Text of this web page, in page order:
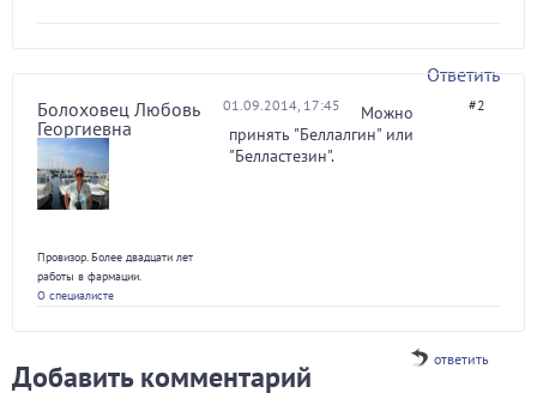
Ответить
Болоховец Любовь
Георгиевна
Провизор. Более двадцати лет
работы в фармации.
О специалисте
01.09.2014, 17:45 #2
Можно
принять "Беллалгин" или
"Белластезин".
ответить
Добавить комментарий